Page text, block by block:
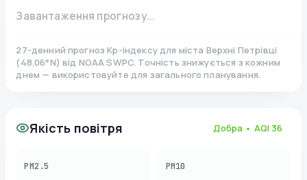
Завантаження прогнозу...
27-денний прогноз Kp-індексу для міста Верхні Петрівці
(48.06°N)від NOAA SWPC. Точність знижується з кожним
днем — використовуйте для загального планування.
Якість повітря Добра • AQI 36
PM2.5 PM10